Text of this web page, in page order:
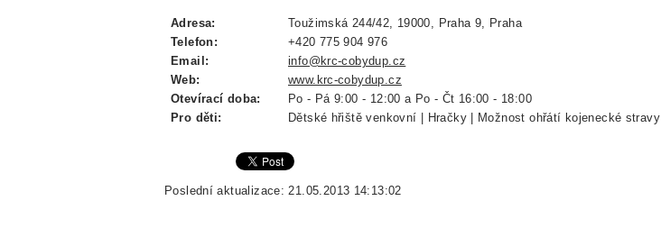
Adresa:
Toužimská 244/42, 19000, Praha 9, Praha
Telefon:
+420 775 904 976
Email:
info@krc-cobydup.cz
Web:
www.krc-cobydup.cz
Otevírací doba:
Po - Pá 9:00 - 12:00 a Po - Čt 16:00 - 18:00
Pro děti:
Dětské hřiště venkovní | Hračky | Možnost ohřátí kojenecké stravy
Poslední aktualizace: 21.05.2013 14:13:02